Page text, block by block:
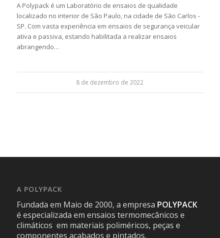
A Polypack é um Laboratório de ensaios de qualidade
localizado no interior de São Paulo, na cidade de São Carlos -
SP. Com vasta experiência em ensaios de segurança veicular
ativa e passiva, estando habilitada a realizar ensaios
abrangendo…
8 de dezembro de 2022
A POLYPACK
Fundada em Maio de 2000, a empresa POLYPACK
é especializada em ensaios termomecânicos e
climáticos em materiais poliméricos, peças e
componentes acabados e pintados.